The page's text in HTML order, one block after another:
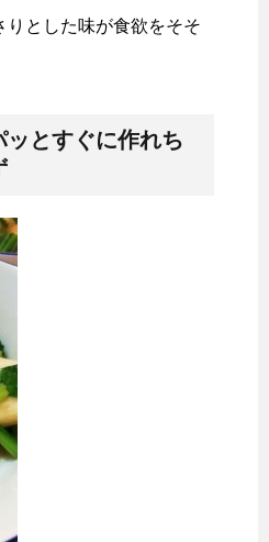
りとした味が食欲をそそ
とすぐに作れち